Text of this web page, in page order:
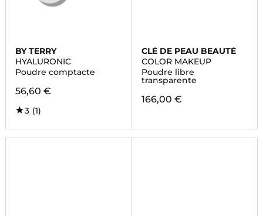
BY TERRY
HYALURONIC
Poudre comptacte
56,60 €
3 (1)
CLÉ DE PEAU BEAUTÉ
COLOR MAKEUP
Poudre libre
transparente
166,00 €